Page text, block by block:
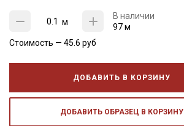
м
В наличии
97 м
Стоимость — 45.6 руб
ДОБАВИТЬ В КОРЗИНУ
ДОБАВИТЬ ОБРАЗЕЦ В КОРЗИНУ